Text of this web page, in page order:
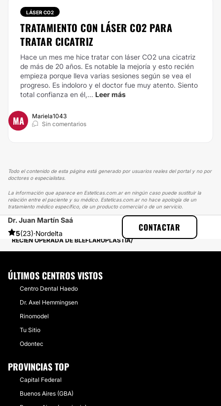
LÁSER CO2
TRATAMIENTO CON LÁSER CO2 PARA
TRATAR CICATRIZ
Hace un mes me hice tratar con láser CO2 una cicatriz
de más de 20 años. Es notable la mejoría y esto recién
empieza porque lleva varias sesiones según se vea el
progreso. Es indoloro y el doctor fue muy atento. Siento
total confianza en él,... Leer más
MA
Mariela1043
Sin comentarios
Todo el contenido de esta página está generado por usuarios reales del portal y no por
doctores o especialistas.
La información que aparece en Esteticas.com.ar en ningún caso puede sustituir la
relación entre el paciente y su médico. Esteticas.com.ar no hace apología de un
tratamiento médico específico, de un producto comercial o de un servicio.
Dr. Juan Martín Saá
5(23)·Nordelta
CONTACTAR
ESTETICAS
EXPERIENCIAS
EXPERIENCIAS SOBRE BLEFAROPLASTIA
RECIEN OPERADA DE BLEFLAROPLASTIA
ÚLTIMOS CENTROS VISTOS
Centro Dental Haedo
Dr. Axel Hemmingsen
Rinomodel
Tu Sitio
Odontec
PROVINCIAS TOP
Capital Federal
Buenos Aires (GBA)